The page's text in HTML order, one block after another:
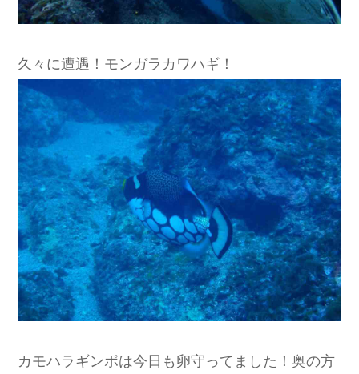
久々に遭遇！モンガラカワハギ！
カモハラギンポは今日も卵守ってました！奥の方